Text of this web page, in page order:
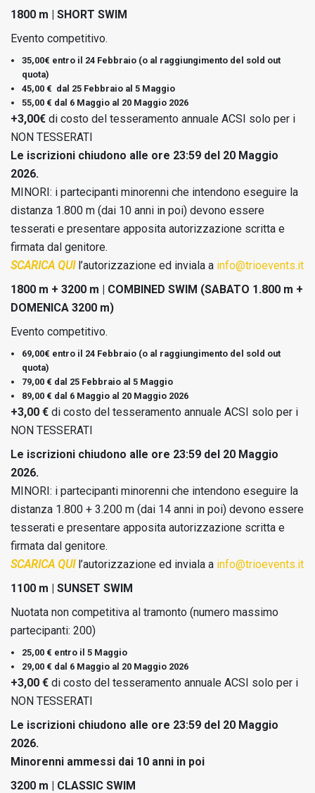
1800 m | SHORT SWIM
Evento competitivo.
35,00€ entro il 24 Febbraio (o al raggiungimento del sold out
quota)
45,00 € dal 25 Febbraio al 5 Maggio
55,00 € dal 6 Maggio al 20 Maggio 2026
+3,00€ di costo del tesseramento annuale ACSI solo per i
NON TESSERATI
Le iscrizioni chiudono alle ore 23:59 del 20 Maggio
2026.
MINORI: i partecipanti minorenni che intendono eseguire la
distanza 1.800 m (dai 10 anni in poi) devono essere
tesserati e presentare apposita autorizzazione scritta e
firmata dal genitore.
SCARICA QUIl’autorizzazione ed inviala a info@trioevents.it
1800 m + 3200 m | COMBINED SWIM (SABATO 1.800 m +
DOMENICA 3200 m)
Evento competitivo.
69,00€ entro il 24 Febbraio (o al raggiungimento del sold out
quota)
79,00 € dal 25 Febbraio al 5 Maggio
89,00 € dal 6 Maggio al 20 Maggio 2026
+3,00 € di costo del tesseramento annuale ACSI solo per i
NON TESSERATI
Le iscrizioni chiudono alle ore 23:59 del 20 Maggio
2026.
MINORI: i partecipanti minorenni che intendono eseguire la
distanza 1.800 + 3.200 m (dai 14 anni in poi) devono essere
tesserati e presentare apposita autorizzazione scritta e
firmata dal genitore.
SCARICA QUIl’autorizzazione ed inviala a info@trioevents.it
1100 m | SUNSET SWIM
Nuotata non competitiva al tramonto (numero massimo
partecipanti: 200)
25,00 € entro il 5 Maggio
29,00 € dal 6 Maggio al 20 Maggio 2026
+3,00 € di costo del tesseramento annuale ACSI solo per i
NON TESSERATI
Le iscrizioni chiudono alle ore 23:59 del 20 Maggio
2026.
Minorenni ammessi dai 10 anni in poi
3200 m | CLASSIC SWIM